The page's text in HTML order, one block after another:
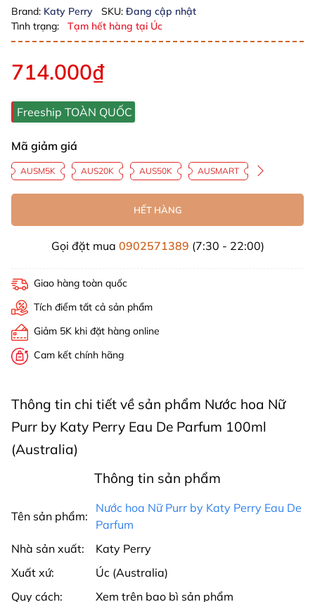
Brand: Katy Perry SKU: Đang cập nhật
Tình trạng:
Tạm hết hàng tại Úc
714.000₫
Freeship TOÀN QUỐC
Mã giảm giá
AUSM5K AUS20K AUS50K AUSMART
HẾT HÀNG
Gọi đặt mua 0902571389 (7:30 - 22:00)
Giao hàng toàn quốc
Tích điểm tất cả sản phẩm
Giảm 5K khi đặt hàng online
Cam kết chính hãng
Thông tin chi tiết về sản phẩm Nước hoa Nữ
Purr by Katy Perry Eau De Parfum 100ml
(Australia)
Thông tin sản phẩm
Tên sản phẩm:
Nước hoa Nữ Purr by Katy Perry Eau De
Parfum
Nhà sản xuất:
Katy Perry
Xuất xứ:
Úc (Australia)
Quy cách:
Xem trên bao bì sản phẩm